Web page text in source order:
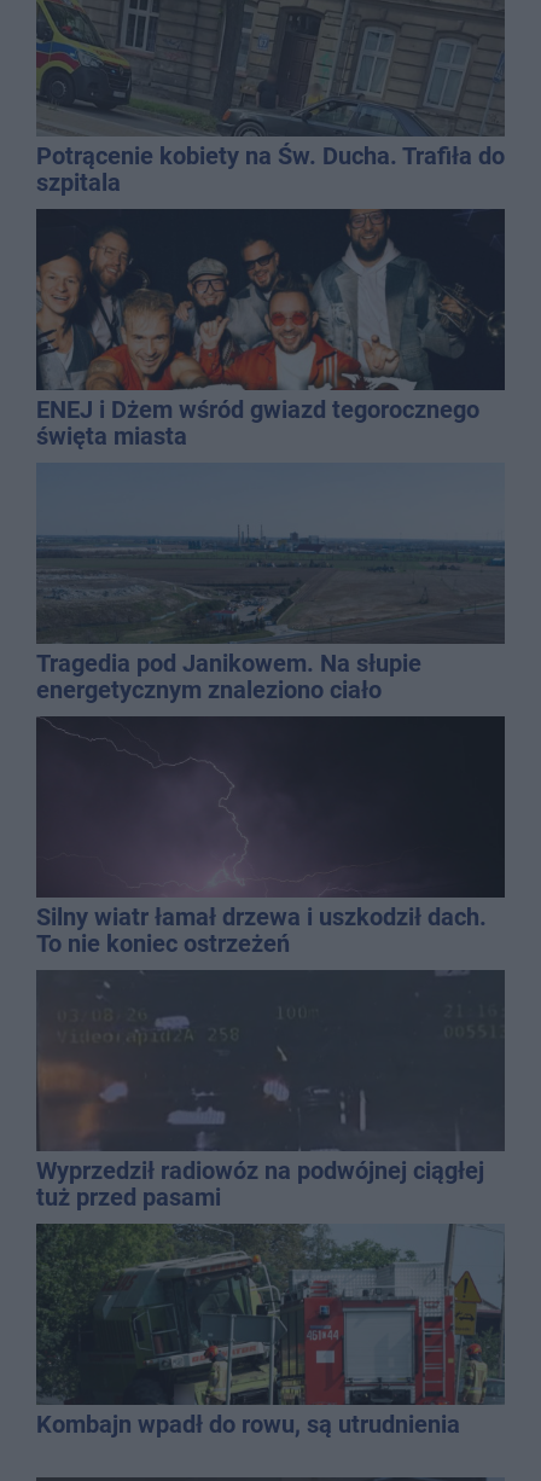
Potrącenie kobiety na Św. Ducha. Trafiła do
szpitala
ENEJ i Dżem wśród gwiazd tegorocznego
święta miasta
Tragedia pod Janikowem. Na słupie
energetycznym znaleziono ciało
mężczyzny
Silny wiatr łamał drzewa i uszkodził dach.
To nie koniec ostrzeżeń
Wyprzedził radiowóz na podwójnej ciągłej
tuż przed pasami
Kombajn wpadł do rowu, są utrudnienia